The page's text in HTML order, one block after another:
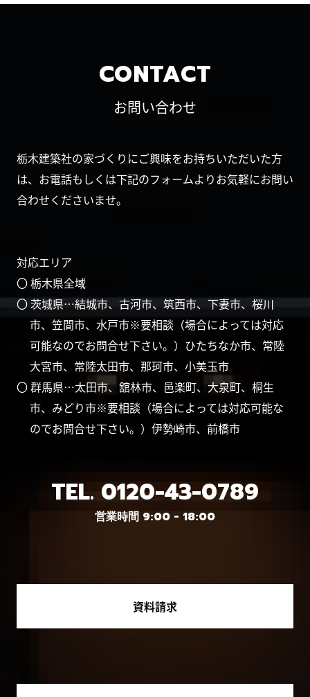
CONTACT
お問い合わせ
栃木建築社の家づくりにご興味をお持ちいただいた方
は、お電話もしくは下記のフォームよりお気軽にお問い
合わせくださいませ。
対応エリア
〇 栃木県全域
〇 茨城県…結城市、古河市、筑西市、下妻市、桜川
市、笠間市、水戸市※要相談（場合によっては対応
可能なのでお問合せ下さい。）ひたちなか市、常陸
大宮市、常陸太田市、那珂市、小美玉市
〇 群馬県…太田市、舘林市、邑楽町、大泉町、桐生
市、みどり市※要相談（場合によっては対応可能な
のでお問合せ下さい。）伊勢崎市、前橋市
TEL. 0120-43-0789
営業時間 9:00 - 18:00
資料請求